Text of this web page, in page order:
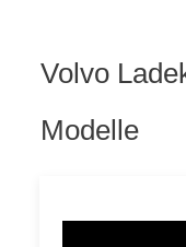
Volvo
Modelle